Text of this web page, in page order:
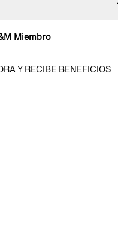
Miembro
Y RECIBE BENEFICIOS